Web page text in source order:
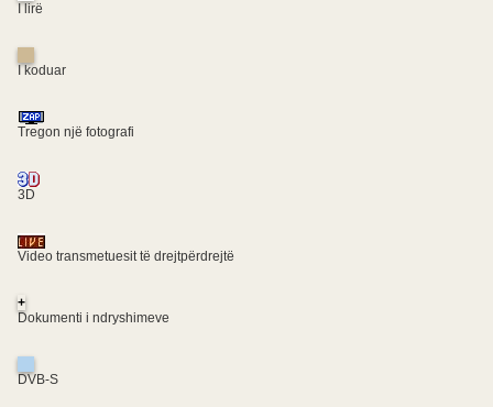
I lirë
I koduar
Tregon një fotografi
3D
Video transmetuesit të drejtpërdrejtë
+
Dokumenti i ndryshimeve
DVB-S